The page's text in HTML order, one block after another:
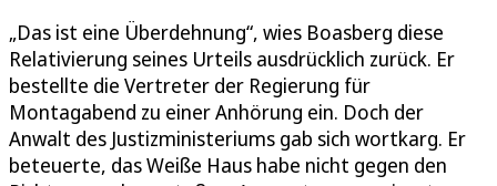
„Das ist eine Überdehnung“, wies Boasberg diese
Relativierung seines Urteils ausdrücklich zurück. Er
bestellte die Vertreter der Regierung für
Montagabend zu einer Anhörung ein. Doch der
Anwalt des Justizministeriums gab sich wortkarg. Er
beteuerte, das Weiße Haus habe nicht gegen den